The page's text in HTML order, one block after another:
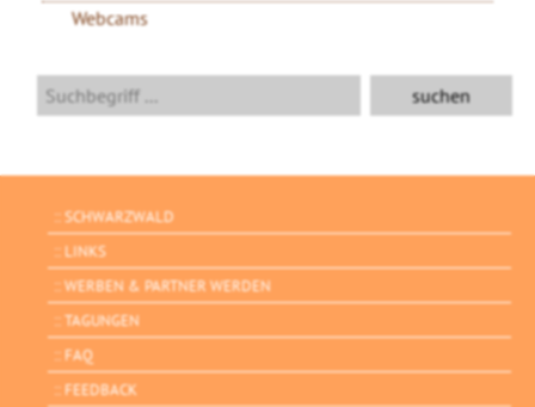
Webcams
SCHWARZWALD
LINKS
WERBEN & PARTNER WERDEN
TAGUNGEN
FAQ
FEEDBACK